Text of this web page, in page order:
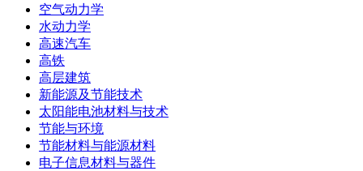
空气动力学
水动力学
高速汽车
高铁
高层建筑
新能源及节能技术
太阳能电池材料与技术
节能与环境
节能材料与能源材料
电子信息材料与器件